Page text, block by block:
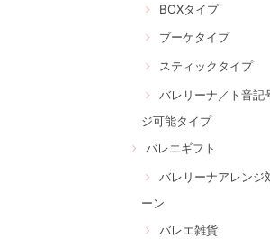
BOXタイプ
ブーケタイプ
スティックタイプ
バレリーナ／ト音記
ジ可能タイプ
バレエギフト
バレリーナアレンジ
ーン
バレエ雑貨